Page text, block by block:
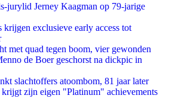
jurylid Jerney Kaagman op 79-jarige
krijgen exclusieve early access tot
met quad tegen boom, vier gewonden
de Boer geschorst na dickpic in
slachtoffers atoombom, 81 jaar later
zijn eigen "Platinum" achievements